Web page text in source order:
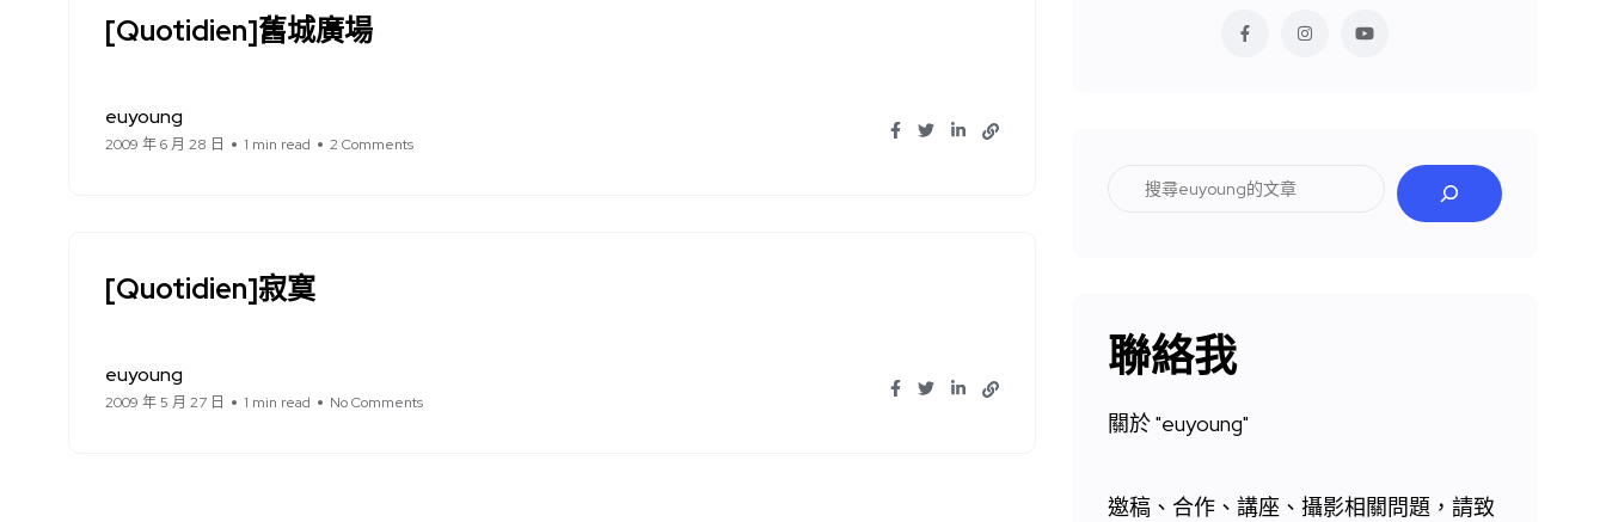
[Quotidien]舊城廣場
euyoung
2009 年 6 月 28 日 1 min read 2 Comments
[Quotidien]寂寞
euyoung
2009 年 5 月 27 日 1 min read No Comments
聯絡我
關於 "euyoung"
邀稿、合作、講座、攝影相關問題，請致